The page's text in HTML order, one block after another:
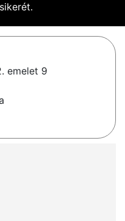
emelet 9